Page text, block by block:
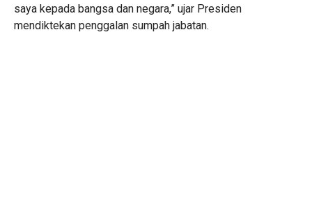
saya kepada bangsa dan negara,” ujar Presiden
mendiktekan penggalan sumpah jabatan.